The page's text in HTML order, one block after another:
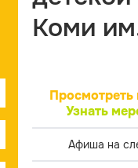
Коми
Просмотреть
Узнать
Афиша на